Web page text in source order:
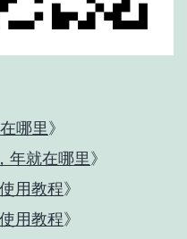
哪里》
年就在哪里》
用教程》
用教程》